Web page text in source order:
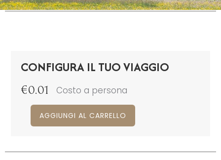
CONFIGURA IL TUO VIAGGIO
€0.01 Costo a persona
AGGIUNGI AL CARRELLO